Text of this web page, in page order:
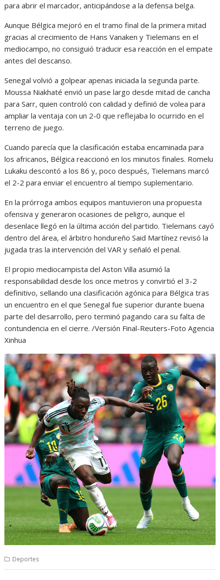
para abrir el marcador, anticipándose a la defensa belga.
Aunque Bélgica mejoró en el tramo final de la primera mitad
gracias al crecimiento de Hans Vanaken y Tielemans en el
mediocampo, no consiguió traducir esa reacción en el empate
antes del descanso.
Senegal volvió a golpear apenas iniciada la segunda parte.
Moussa Niakhaté envió un pase largo desde mitad de cancha
para Sarr, quien controló con calidad y definió de volea para
ampliar la ventaja con un 2-0 que reflejaba lo ocurrido en el
terreno de juego.
Cuando parecía que la clasificación estaba encaminada para
los africanos, Bélgica reaccionó en los minutos finales. Romelu
Lukaku descontó a los 86 y, poco después, Tielemans marcó
el 2-2 para enviar el encuentro al tiempo suplementario.
En la prórroga ambos equipos mantuvieron una propuesta
ofensiva y generaron ocasiones de peligro, aunque el
desenlace llegó en la última acción del partido. Tielemans cayó
dentro del área, el árbitro hondureño Said Martínez revisó la
jugada tras la intervención del VAR y señaló el penal.
El propio mediocampista del Aston Villa asumió la
responsabilidad desde los once metros y convirtió el 3-2
definitivo, sellando una clasificación agónica para Bélgica tras
un encuentro en el que Senegal fue superior durante buena
parte del desarrollo, pero terminó pagando cara su falta de
contundencia en el cierre. /Versión Final-Reuters-Foto Agencia
Xinhua
Deportes